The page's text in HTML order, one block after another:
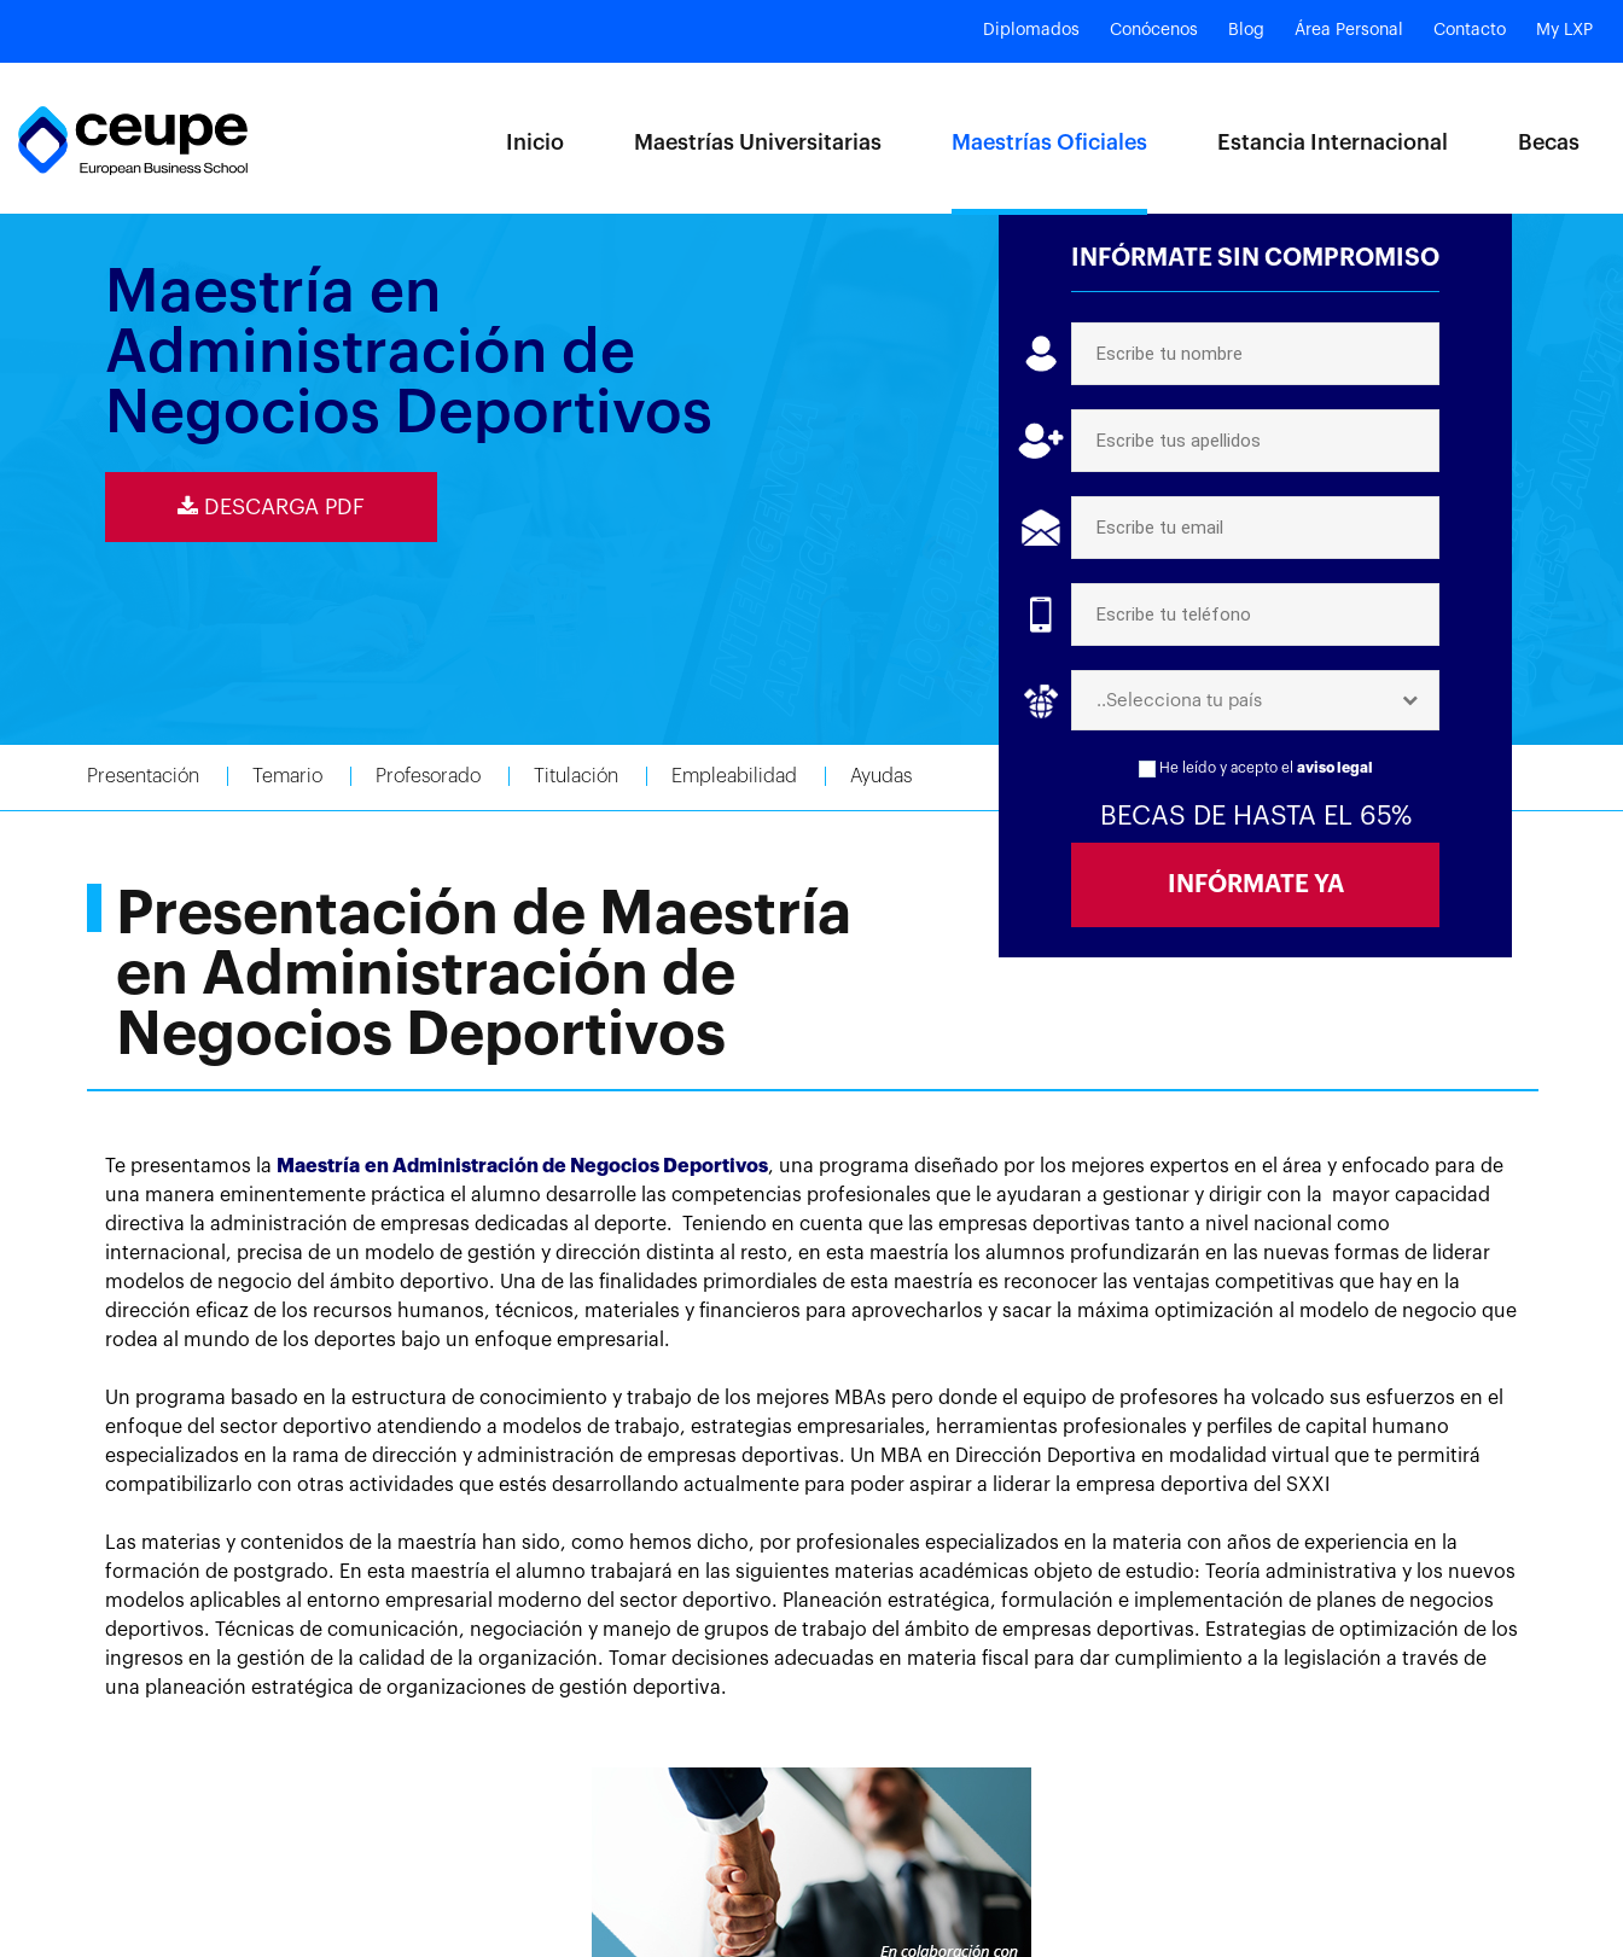
Diplomados Conócenos Blog Área Personal Contacto My LXP
Inicio Maestrías Universitarias Maestrías Oficiales Estancia Internacional Becas
Maestría en
Administración de
Negocios Deportivos
DESCARGA PDF
INFÓRMATE SIN COMPROMISO
..Selecciona tu país
He leído y acepto el aviso legal
BECAS DE HASTA EL 65%
Presentación Temario Profesorado Titulación Empleabilidad Ayudas
Presentación de Maestría
en Administración de
Negocios Deportivos
Te presentamos la Maestría en Administración de Negocios Deportivos, una programa diseñado por los mejores expertos en el área y enfocado para de
una manera eminentemente práctica el alumno desarrolle las competencias profesionales que le ayudaran a gestionar y dirigir con la mayor capacidad
directiva la administración de empresas dedicadas al deporte. Teniendo en cuenta que las empresas deportivas tanto a nivel nacional como
internacional, precisa de un modelo de gestión y dirección distinta al resto, en esta maestría los alumnos profundizarán en las nuevas formas de liderar
modelos de negocio del ámbito deportivo. Una de las finalidades primordiales de esta maestría es reconocer las ventajas competitivas que hay en la
dirección eficaz de los recursos humanos, técnicos, materiales y financieros para aprovecharlos y sacar la máxima optimización al modelo de negocio que
rodea al mundo de los deportes bajo un enfoque empresarial.
Un programa basado en la estructura de conocimiento y trabajo de los mejores MBAs pero donde el equipo de profesores ha volcado sus esfuerzos en el
enfoque del sector deportivo atendiendo a modelos de trabajo, estrategias empresariales, herramientas profesionales y perfiles de capital humano
especializados en la rama de dirección y administración de empresas deportivas. Un MBA en Dirección Deportiva en modalidad virtual que te permitirá
compatibilizarlo con otras actividades que estés desarrollando actualmente para poder aspirar a liderar la empresa deportiva del SXXI
Las materias y contenidos de la maestría han sido, como hemos dicho, por profesionales especializados en la materia con años de experiencia en la
formación de postgrado. En esta maestría el alumno trabajará en las siguientes materias académicas objeto de estudio: Teoría administrativa y los nuevos
modelos aplicables al entorno empresarial moderno del sector deportivo. Planeación estratégica, formulación e implementación de planes de negocios
deportivos. Técnicas de comunicación, negociación y manejo de grupos de trabajo del ámbito de empresas deportivas. Estrategias de optimización de los
ingresos en la gestión de la calidad de la organización. Tomar decisiones adecuadas en materia fiscal para dar cumplimiento a la legislación a través de
una planeación estratégica de organizaciones de gestión deportiva.